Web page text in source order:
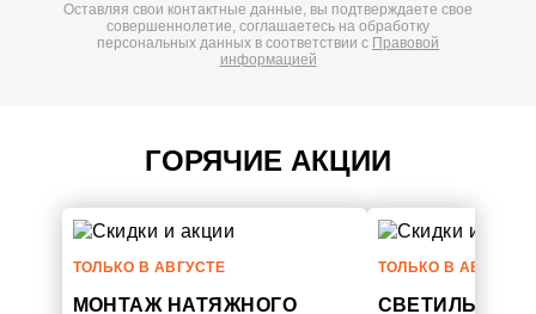
Оставляя свои контактные данные, вы подтверждаете свое
совершеннолетие, соглашаетесь на обработку
персональных данных в соответствии с Правовой
информацией
ГОРЯЧИЕ АКЦИИ
ТОЛЬКО В АВГУСТЕ
МОНТАЖ НАТЯЖНОГО
ТОЛЬКО В АВГУСТЕ
СВЕТИЛЬНИК